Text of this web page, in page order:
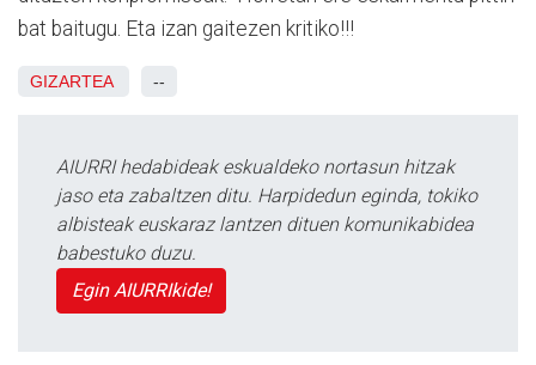
bat baitugu. Eta izan gaitezen kritiko!!!
GIZARTEA --
AIURRI hedabideak eskualdeko nortasun hitzak
jaso eta zabaltzen ditu. Harpidedun eginda, tokiko
albisteak euskaraz lantzen dituen komunikabidea
babestuko duzu.
Egin AIURRIkide!